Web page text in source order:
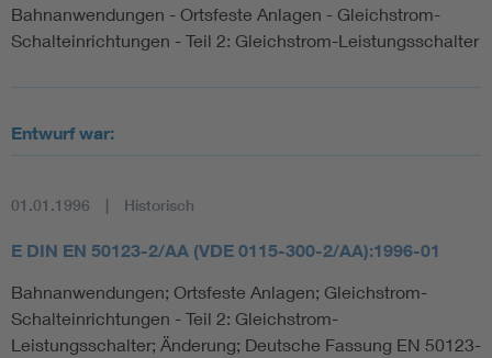
Bahnanwendungen - Ortsfeste Anlagen - Gleichstrom-
Schalteinrichtungen - Teil 2: Gleichstrom-Leistungsschalter
Entwurf war:
01.01.1996 Historisch
E DIN EN 50123-2/AA (VDE 0115-300-2/AA):1996-01
Bahnanwendungen; Ortsfeste Anlagen; Gleichstrom-
Schalteinrichtungen - Teil 2: Gleichstrom-
Leistungsschalter; Änderung; Deutsche Fassung EN 50123-